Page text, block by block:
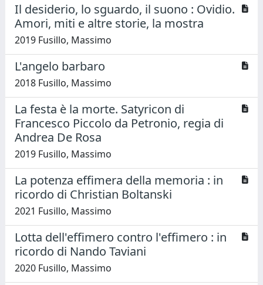
Il desiderio, lo sguardo, il suono : Ovidio.
Amori, miti e altre storie, la mostra
2019 Fusillo, Massimo
L'angelo barbaro
2018 Fusillo, Massimo
La festa è la morte. Satyricon di
Francesco Piccolo da Petronio, regia di
Andrea De Rosa
2019 Fusillo, Massimo
La potenza effimera della memoria : in
ricordo di Christian Boltanski
2021 Fusillo, Massimo
Lotta dell'effimero contro l'effimero : in
ricordo di Nando Taviani
2020 Fusillo, Massimo